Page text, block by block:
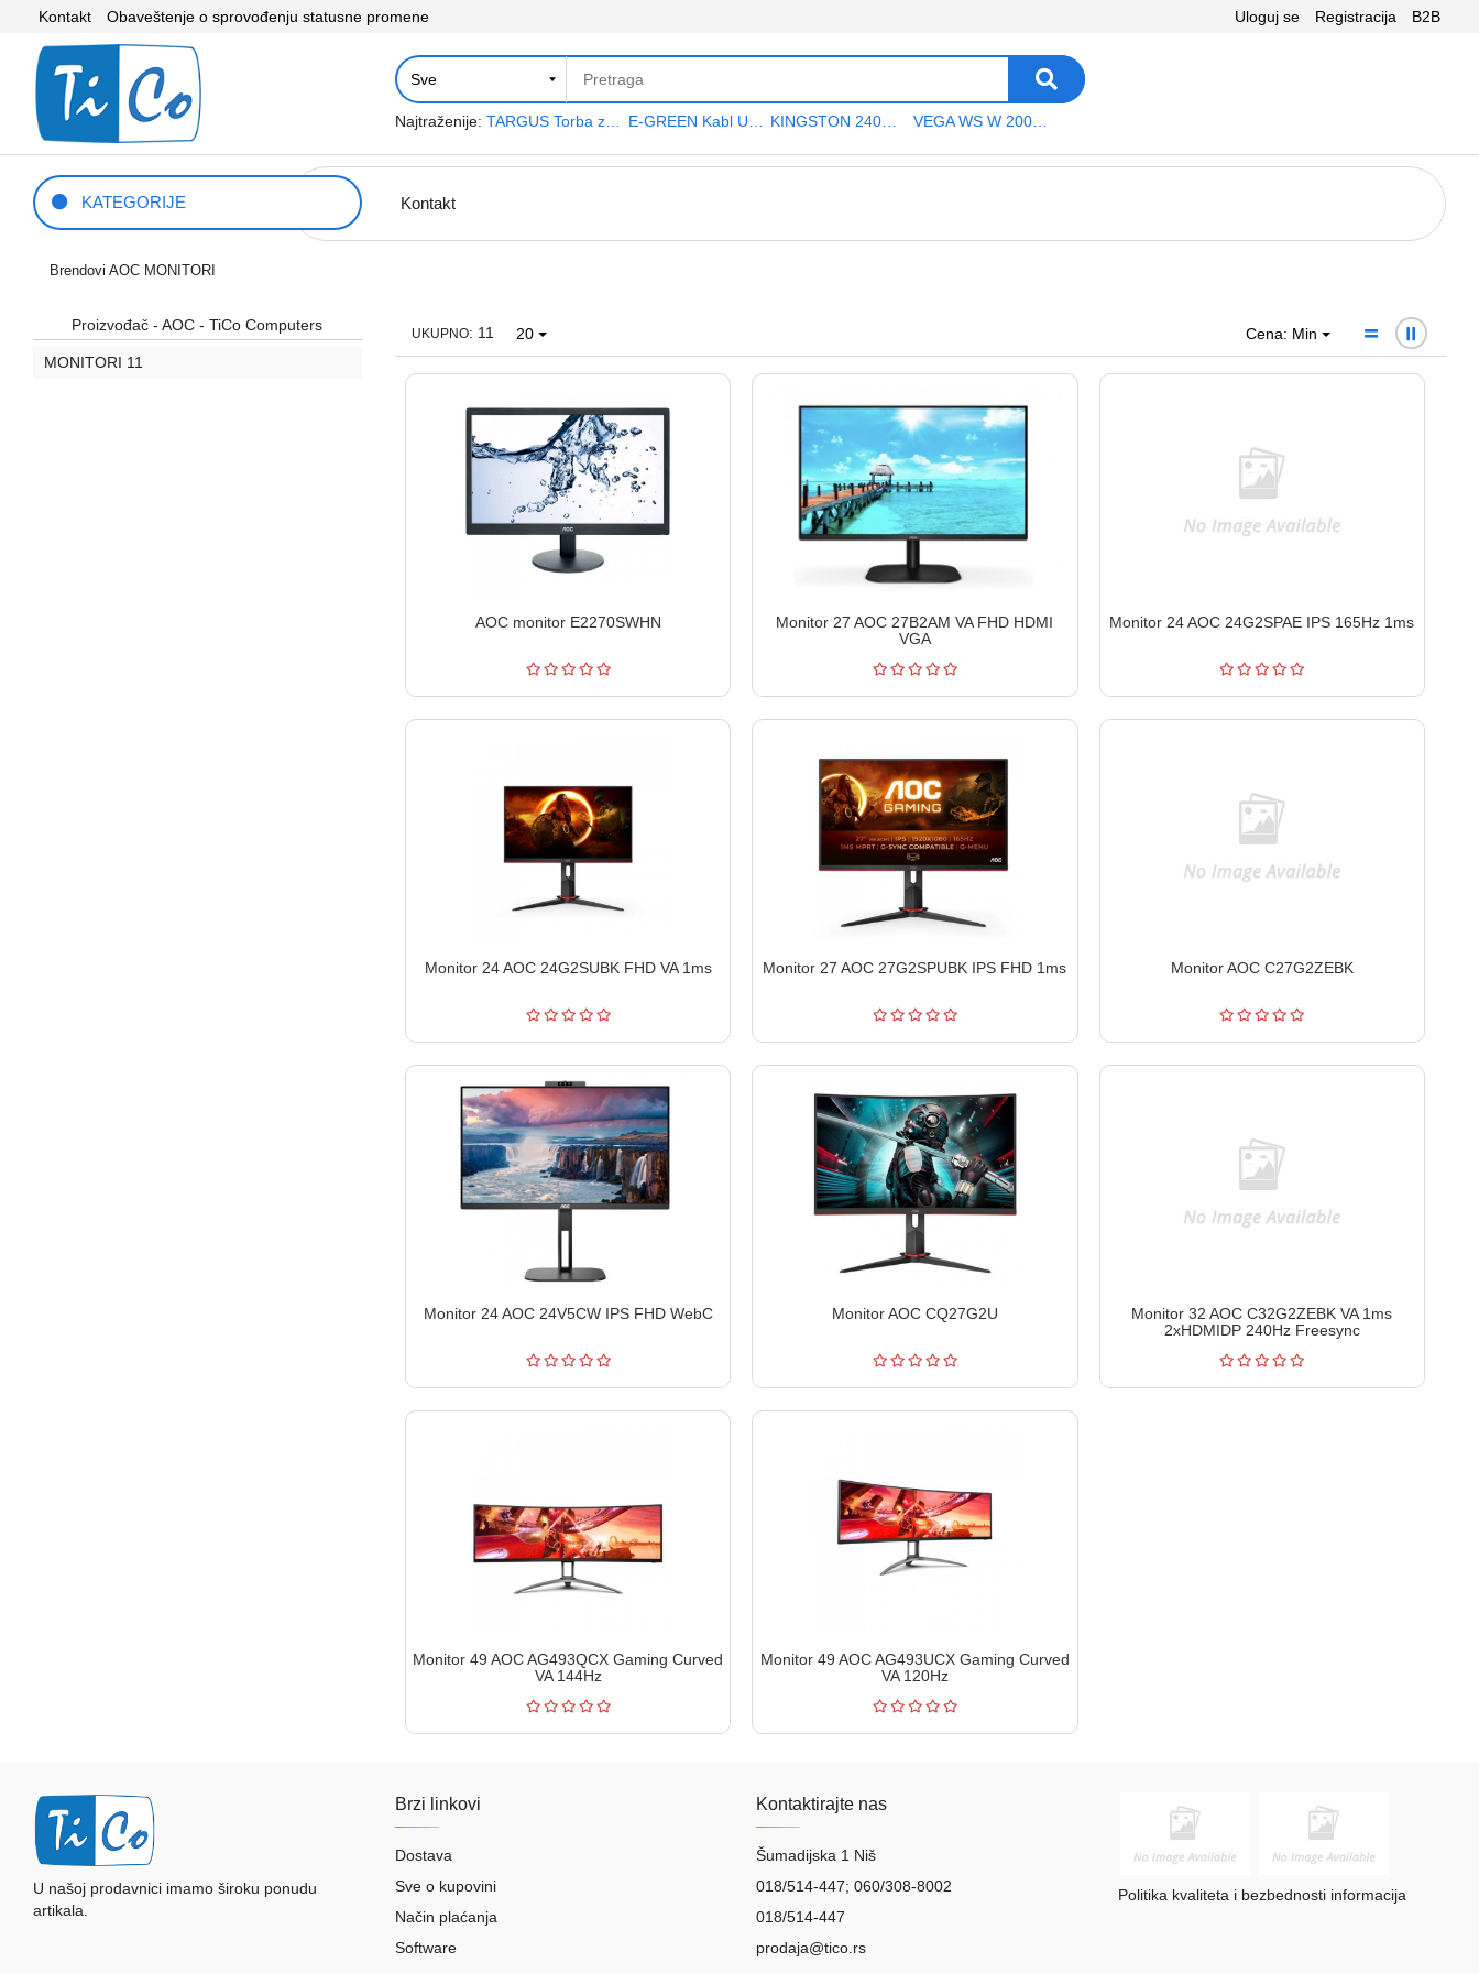
Kontakt Obaveštenje o sprovođenju statusne promene Uloguj se Registracija B2B
Najtraženije: TARGUS Torba za notebook 15.6" TAR300 VEGA WS W 200 platno
KATEGORIJE Kontakt
Brendovi AOC MONITORI
Proizvođač - AOC - TiCo Computers
MONITORI 11
UKUPNO: 11 20 Cena: Min
AOC monitor E2270SWHN
Monitor 27 AOC 27B2AM VA FHD HDMI
VGA
Monitor 24 AOC 24G2SPAE IPS 165Hz 1ms
Monitor 24 AOC 24G2SUBK FHD VA 1ms Monitor 27 AOC 27G2SPUBK IPS FHD 1ms Monitor AOC C27G2ZEBK
Monitor 24 AOC 24V5CW IPS FHD WebC Monitor AOC CQ27G2U
Monitor 32 AOC C32G2ZEBK VA 1ms
2xHDMIDP 240Hz Freesync
Monitor 49 AOC AG493QCX Gaming Curved
VA 144Hz
Monitor 49 AOC AG493UCX Gaming Curved
VA 120Hz
U našoj prodavnici imamo široku ponudu
artikala.
Brzi linkovi
Dostava
Sve o kupovini
Način plaćanja
Software
Kontaktirajte nas
Šumadijska 1 Niš
018/514-447; 060/308-8002
018/514-447
prodaja@tico.rs
Politika kvaliteta i bezbednosti informacija